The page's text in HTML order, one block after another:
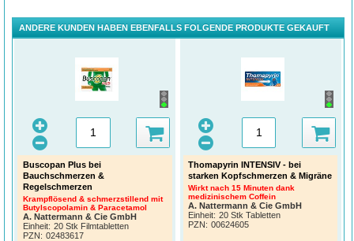
Wir lieben Bäuche!
ANDERE KUNDEN HABEN EBENFALLS FOLGENDE PRODUKTE GEKAUFT
Buscopan Plus bei
Bauchschmerzen &
Regelschmerzen
Krampflösend & schmerzstillend mit
Butylscopolamin & Paracetamol
A. Nattermann & Cie GmbH
Einheit: 20 Stk Filmtabletten
PZN: 02483617
Thomapyrin INTENSIV - bei
starken Kopfschmerzen & Migräne
Wirkt nach 15 Minuten dank
medizinischem Coffein
A. Nattermann & Cie GmbH
Einheit: 20 Stk Tabletten
PZN: 00624605